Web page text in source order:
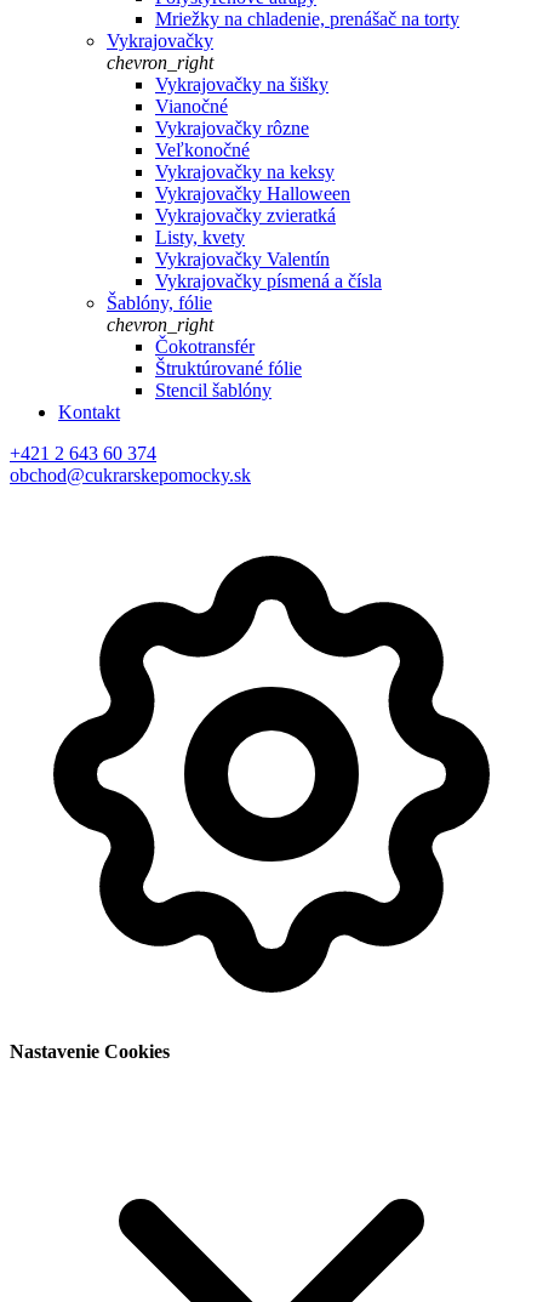
Mriežky na chladenie, prenášač na torty
Vykrajovačky
chevron_right
Vykrajovačky na šišky
Vianočné
Vykrajovačky rôzne
Veľkonočné
Vykrajovačky na keksy
Vykrajovačky Halloween
Vykrajovačky zvieratká
Listy, kvety
Vykrajovačky Valentín
Vykrajovačky písmená a čísla
Šablóny, fólie
chevron_right
Čokotransfér
Štruktúrované fólie
Stencil šablóny
Kontakt
+421 2 643 60 374
obchod@cukrarskepomocky.sk
Nastavenie Cookies